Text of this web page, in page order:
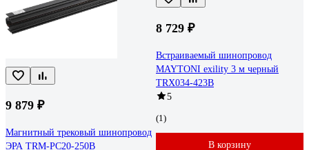
9 879 ₽
Магнитный трековый шинопровод
ЭРА TRM-PC20-250B
8 729 ₽
Встраиваемый шинопровод
MAYTONI exility 3 м черный
TRX034-423B
5
(1)
В корзину